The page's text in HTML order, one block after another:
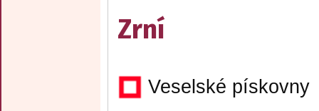
Zrní
Veselské pískovny